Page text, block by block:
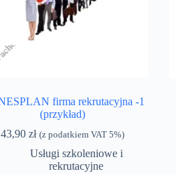
firma rekrutacyjna -1
(przykład)
43,90 zł (z podatkiem VAT 5%)
Usługi szkoleniowe i
rekrutacyjne